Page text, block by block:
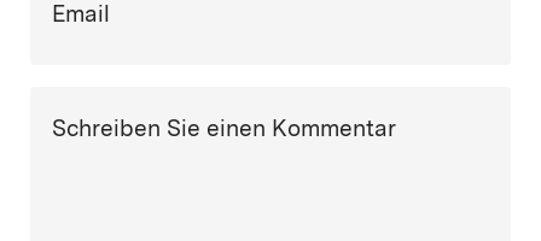
Email
Schreiben Sie einen Kommentar